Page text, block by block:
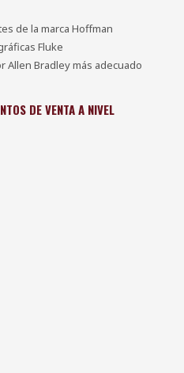
de la marca Hoffman
Fluke
Allen Bradley más adecuado
DE VENTA A NIVEL